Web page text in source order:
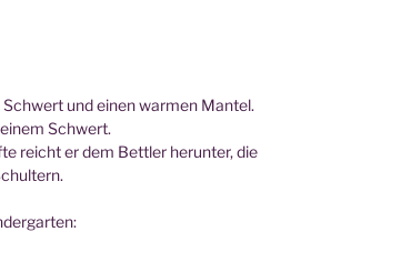
und einen war­men Mantel.
Schwert.
reicht er dem Bett­ler her­un­ter, die